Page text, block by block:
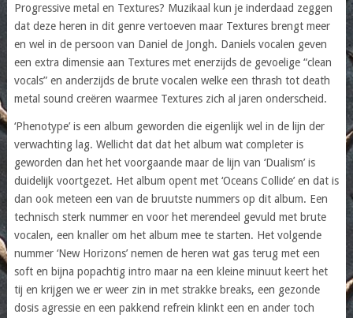
Progressive metal en Textures? Muzikaal kun je inderdaad zeggen
dat deze heren in dit genre vertoeven maar Textures brengt meer
en wel in de persoon van Daniel de Jongh. Daniels vocalen geven
een extra dimensie aan Textures met enerzijds de gevoelige “clean
vocals” en anderzijds de brute vocalen welke een thrash tot death
metal sound creëren waarmee Textures zich al jaren onderscheid.
‘Phenotype’ is een album geworden die eigenlijk wel in de lijn der
verwachting lag. Wellicht dat dat het album wat completer is
geworden dan het het voorgaande maar de lijn van ‘Dualism’ is
duidelijk voortgezet. Het album opent met ‘Oceans Collide’ en dat is
dan ook meteen een van de bruutste nummers op dit album. Een
technisch sterk nummer en voor het merendeel gevuld met brute
vocalen, een knaller om het album mee te starten. Het volgende
nummer ‘New Horizons’ nemen de heren wat gas terug met een
soft en bijna popachtig intro maar na een kleine minuut keert het
tij en krijgen we er weer zin in met strakke breaks, een gezonde
dosis agressie en een pakkend refrein klinkt een en ander toch